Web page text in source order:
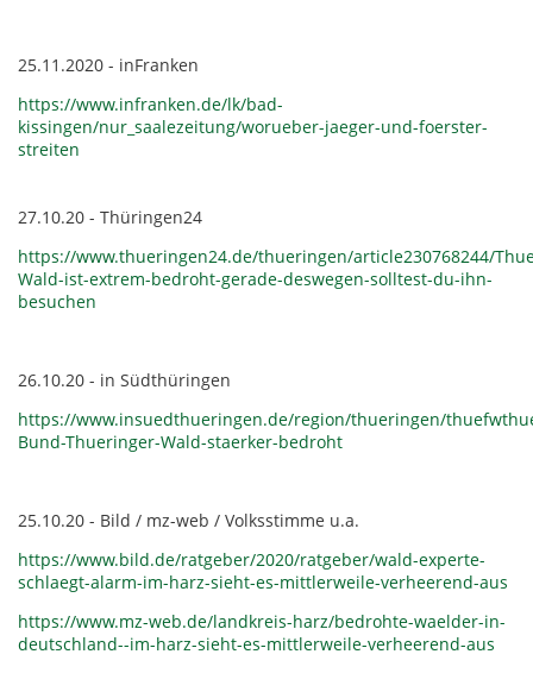
25.11.2020 - inFranken
https://www.infranken.de/lk/bad-
kissingen/nur_saalezeitung/worueber-jaeger-und-foerster-
streiten
27.10.20 - Thüringen24
https://www.thueringen24.de/thueringen/article230768244/
Wald-ist-extrem-bedroht-gerade-deswegen-solltest-du-ihn-
besuchen
26.10.20 - in Südthüringen
https://www.insuedthueringen.de/region/thueringen/
Bund-Thueringer-Wald-staerker-bedroht
25.10.20 - Bild / mz-web / Volksstimme u.a.
https://www.bild.de/ratgeber/2020/ratgeber/wald-experte-
schlaegt-alarm-im-harz-sieht-es-mittlerweile-verheerend-aus
https://www.mz-web.de/landkreis-harz/bedrohte-waelder-in-
deutschland--im-harz-sieht-es-mittlerweile-verheerend-aus